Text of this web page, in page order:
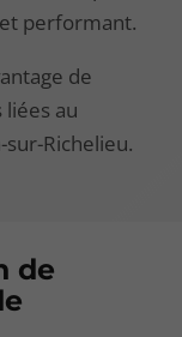
performant.
de
au
Richelieu.
de